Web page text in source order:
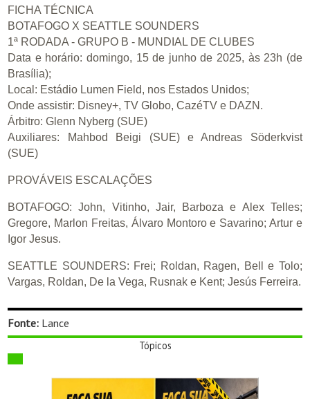
FICHA TÉCNICA
BOTAFOGO X SEATTLE SOUNDERS
1ª RODADA - GRUPO B - MUNDIAL DE CLUBES
Data e horário: domingo, 15 de junho de 2025, às 23h (de
Brasília);
Local: Estádio Lumen Field, nos Estados Unidos;
Onde assistir: Disney+, TV Globo, CazéTV e DAZN.
Árbitro: Glenn Nyberg (SUE)
Auxiliares: Mahbod Beigi (SUE) e Andreas Söderkvist
(SUE)
PROVÁVEIS ESCALAÇÕES
BOTAFOGO: John, Vitinho, Jair, Barboza e Alex Telles;
Gregore, Marlon Freitas, Álvaro Montoro e Savarino; Artur e
Igor Jesus.
SEATTLE SOUNDERS: Frei; Roldan, Ragen, Bell e Tolo;
Vargas, Roldan, De la Vega, Rusnak e Kent; Jesús Ferreira.
Fonte: Lance
Tópicos